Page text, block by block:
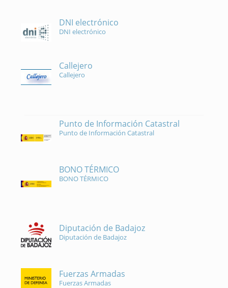
DNI electrónico
DNI electrónico
Callejero
Callejero
Punto de Información Catastral
Punto de Información Catastral
BONO TÉRMICO
BONO TÉRMICO
Diputación de Badajoz
Diputación de Badajoz
Fuerzas Armadas
Fuerzas Armadas